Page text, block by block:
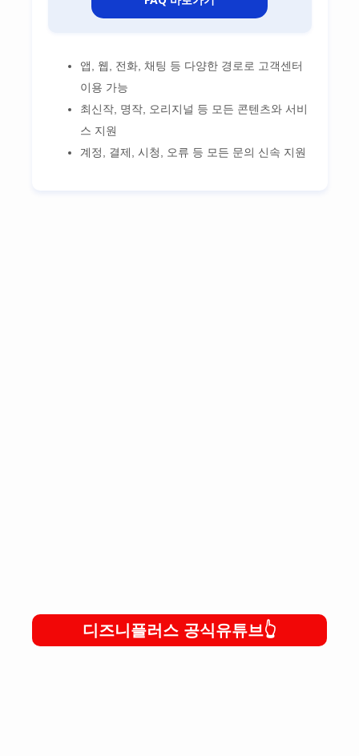
앱, 웹, 전화, 채팅 등 다양한 경로로 고객센터
이용 가능
최신작, 명작, 오리지널 등 모든 콘텐츠와 서비
스 지원
계정, 결제, 시청, 오류 등 모든 문의 신속 지원
디즈니플러스 공식유튜브